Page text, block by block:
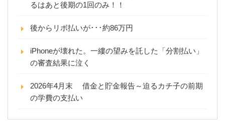
るはあと後期の1回のみ！！
後からリボ払いが･･･約86万円
iPhoneが壊れた。一縷の望みを託した「分割払い」
の審査結果に泣く
2026年4月末 借金と貯金報告～迫るカチ子の前期
の学費の支払い